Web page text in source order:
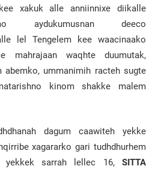
xakuk alle anniinnixe diikalle
aydukumusnan deeco
lel Tengelem kee waacinaako
mahrajaan waqhte duumutak,
abemko, ummanimih racteh sugte
kinom shakke malem
dagum caawiteh yekke
xagararko gari tudhdhurhem
yekkek sarrah lellec 16, SITTA